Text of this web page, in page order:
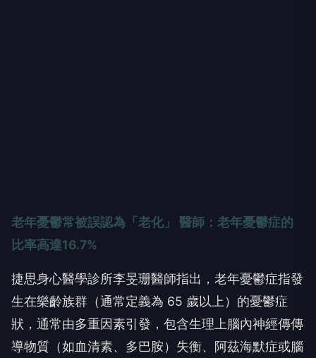
老年憂鬱常被誤認為「老化」 醫師：老年憂鬱症的
比率高達16.7%
捷思身心醫學診所李旻珊醫師指出，老年憂鬱症指發
生在樂齡族群（通常定義為 65 歲以上）的憂鬱症
狀，通常由多重因素引發，包含生理上腦內神經傳傳
導物質（如血清素、多巴胺）失衡、阿茲海默症或腦